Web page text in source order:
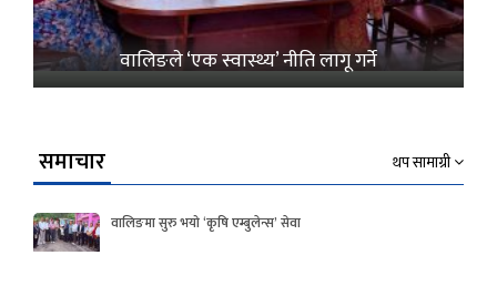
वालिङले ‘एक स्वास्थ्य’ नीति लागू गर्ने
समाचार थप सामाग्री
वालिङमा सुरु भयो ‘कृषि एम्बुलेन्स’ सेवा